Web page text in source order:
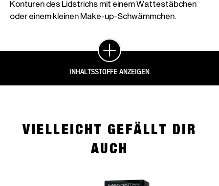
Konturen des Lidstrichs mit einem Wattestäbchen
oder einem kleinen Make-up-Schwämmchen.
INHALTSSTOFFE ANZEIGEN
VIELLEICHT GEFÄLLT DIR
AUCH